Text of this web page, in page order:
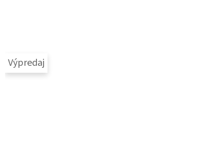
Výpredaj